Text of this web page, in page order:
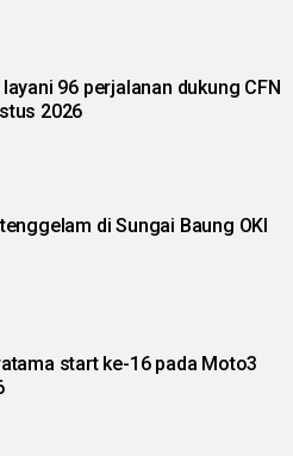
96 perjalanan dukung CFN
2026
di Sungai Baung OKI
start ke-16 pada Moto3